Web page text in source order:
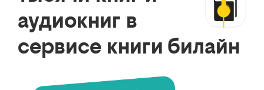
аудиокниг в
сервисе книги билайн